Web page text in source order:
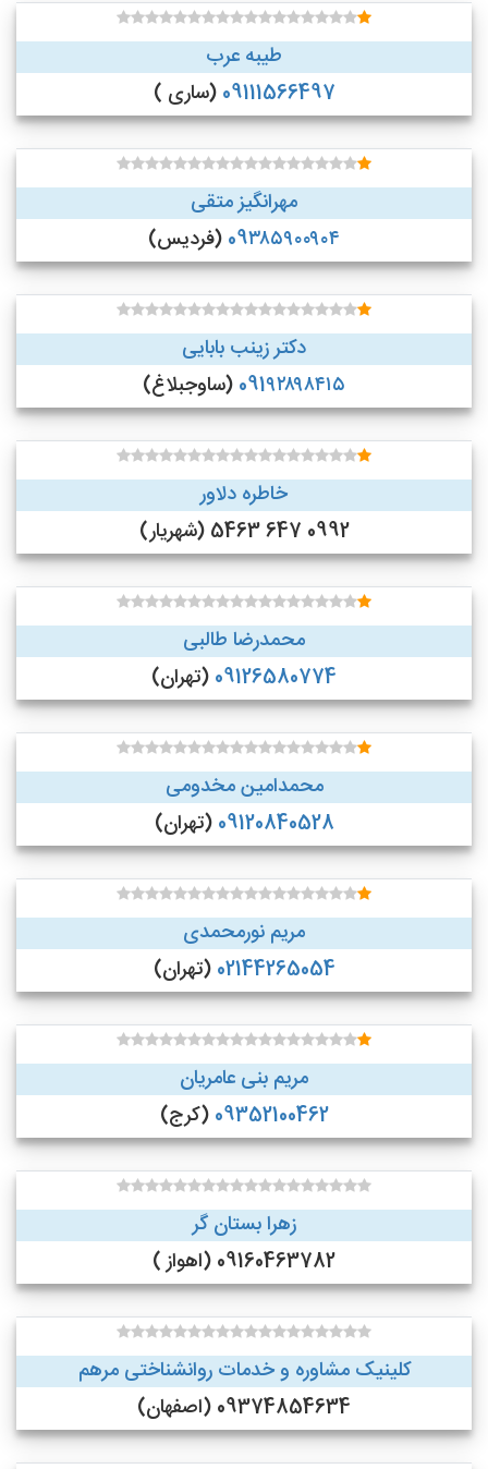
طیبه عرب
09111566497 (ساری )
مهرانگیز متقی
09۳۸۵۹۰۰۹۰۴ (فردیس)
دکتر زینب بابایی
091۹۲۸۹۸۴۱۵ (ساوجبلاغ)
خاطره دلاور
0992 647 5463 (شهریار)
محمدرضا طالبی
09126580774 (تهران)
محمدامین مخدومی
09120840528 (تهران)
مریم نورمحمدی
02144265054 (تهران)
مریم بنی عامریان
09352100462 (کرج)
زهرا بستان گر
09160463782 (اهواز )
کلینیک مشاوره و خدمات روانشناختی مرهم
09374854634 (اصفهان)